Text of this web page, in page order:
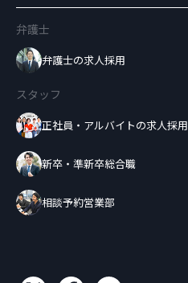
弁護士
弁護士の求人採用
スタッフ
正社員・アルバイトの求人採用
新卒・準新卒総合職
相談予約営業部